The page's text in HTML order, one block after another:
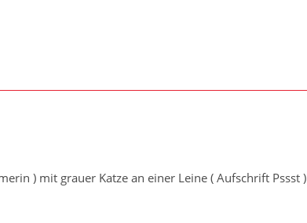
) mit grauer Katze an einer Leine ( Aufschrift Pssst )